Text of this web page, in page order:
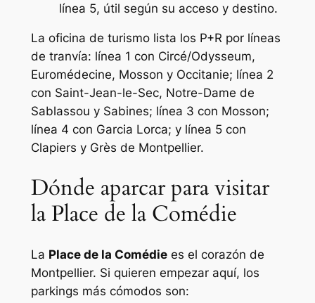
línea 5, útil según su acceso y destino.
La oficina de turismo lista los P+R por líneas
de tranvía: línea 1 con Circé/Odysseum,
Euromédecine, Mosson y Occitanie; línea 2
con Saint-Jean-le-Sec, Notre-Dame de
Sablassou y Sabines; línea 3 con Mosson;
línea 4 con Garcia Lorca; y línea 5 con
Clapiers y Grès de Montpellier.
Dónde aparcar para visitar
la Place de la Comédie
La Place de la Comédiees el corazón de
Montpellier. Si quieren empezar aquí, los
parkings más cómodos son: